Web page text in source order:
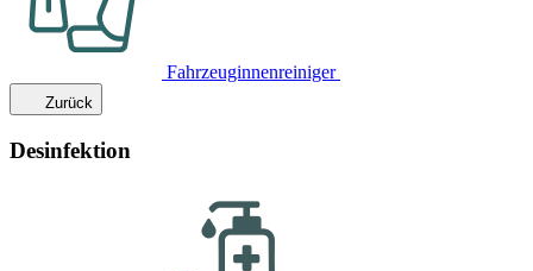
Fahrzeuginnenreiniger
Zurück
Desinfektion